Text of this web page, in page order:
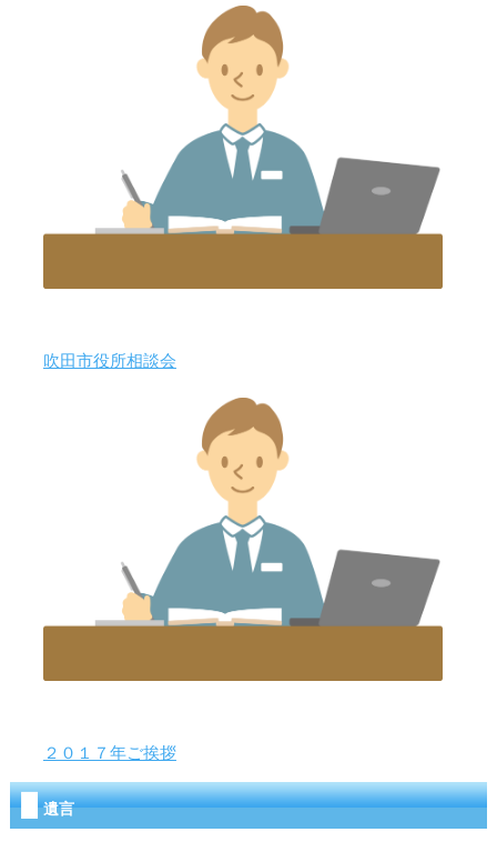
吹田市役所相談会
２０１７年ご挨拶
遺言